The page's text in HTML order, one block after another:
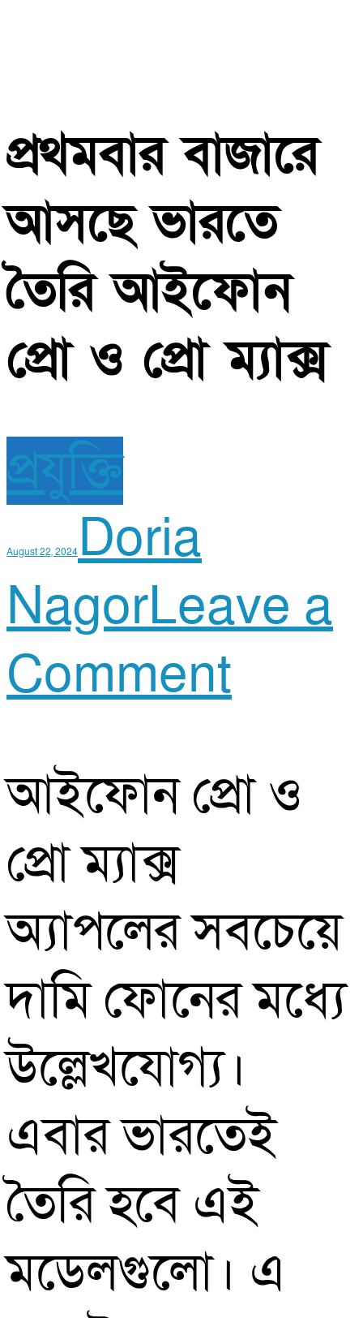
প্রথমবার বাজারে
আসছে ভারতে
তৈরি আইফোন
প্রো ও প্রো ম্যাক্স
প্রযুক্তি
August 22, 2024Doria
NagorLeave a
Comment
ভারতে
তৈরি
প্রো
ও
প্রো
আইফোন প্রো ও
প্রো ম্যাক্স
অ্যাপলের সবচেয়ে
দামি ফোনের মধ্যে
উল্লেখযোগ্য।
এবার ভারতেই
তৈরি হবে এই
মডেলগুলো। এ